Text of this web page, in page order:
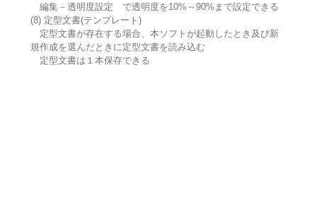
編集－透明度設定 で透明度を10%～90%まで設定できる
(8) 定型文書(テンプレート)
定型文書が存在する場合、本ソフトが起動したとき及び新
規作成を選んだときに定型文書を読み込む
定型文書は１本保存できる